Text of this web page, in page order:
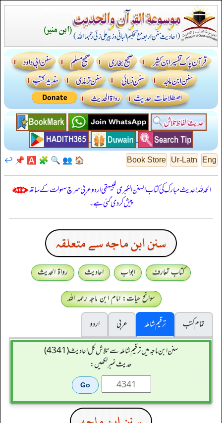
Eng
Ur-Latn
Book Store
🏠
👥
🔍
🧩
🅰️
📌
↩️
الحمدللہ! حدیث مبارک کی کتاب السنن الكبرى للبيهقي اردو عربی سرچ سہولت کے ساتھ
پیش کر دی گئی ہے۔
سنن ابن ماجه سے متعلقہ
کتاب تعارف ابواب احادیث
رواۃ الحدیث
سوانح حیات: امام ابن ماجہ رحمہ اللہ
تمام کتب
ترقیم شاملہ عربی
اردو
سنن ابن ماجہ میں ترقیم شاملہ سے تلاش کل احادیث (4341)
حدیث نمبر لکھیں: